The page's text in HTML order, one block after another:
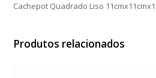
Cachepot Quadrado Liso
Produtos relacionados